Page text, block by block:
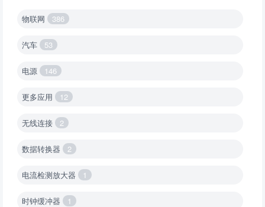
物联网 386
汽车 53
电源 146
更多应用 12
无线连接 2
数据转换器 2
电流检测放大器 1
时钟缓冲器 1